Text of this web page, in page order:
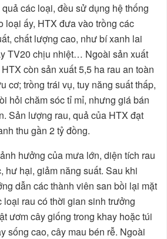
các loại, đều sử dụng hệ thống
loại ấy, HTX đưa vào trồng các
chất lượng cao, như bí xanh lai
TV20 chịu nhiệt… Ngoài sản xuất
còn sản xuất 5,5 ha rau an toàn
cơ; trồng trái vụ, tuy năng suất thấp,
hỏi chăm sóc tỉ mỉ, nhưng giá bán
Sản lượng rau, quả của HTX đạt
thu gần 2 tỷ đồng.
hưởng của mưa lớn, diện tích rau
hư hại, giảm năng suất. Sau khi
dẫn các thành viên san bồi lại mặt
loại rau có thời gian sinh trưởng
ươm cây giống trong khay hoặc túi
sống cao, cây mau bén rễ. Ngoài